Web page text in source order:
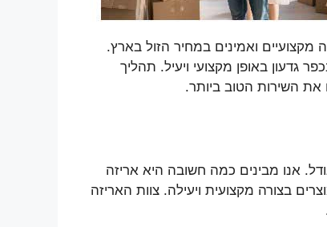
מקצועיים ואמינים במחיר הזול בארץ.
גדעון באופן מקצועי ויעיל. תהליך
את השירות הטוב ביותר.
אנו מבינים כמה חשובה היא אריזה
בצורה מקצועית ויעילה. צוות האריזה